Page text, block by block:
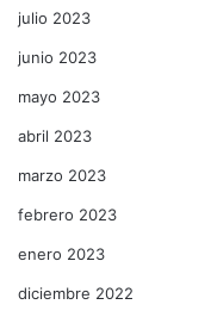
julio 2023
junio 2023
mayo 2023
abril 2023
marzo 2023
febrero 2023
enero 2023
diciembre 2022